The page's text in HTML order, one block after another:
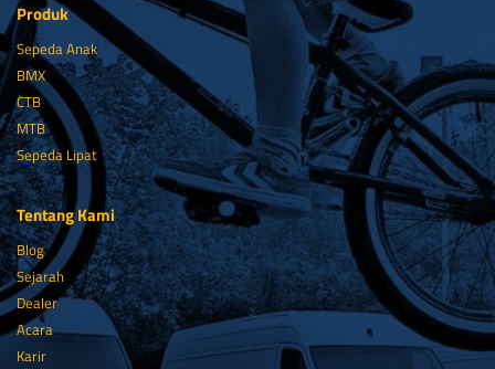
Produk
Sepeda Anak
BMX
CTB
MTB
Sepeda Lipat
Tentang Kami
Blog
Sejarah
Dealer
Acara
Karir